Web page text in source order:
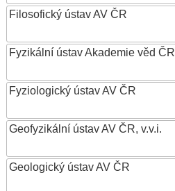
Filosofický ústav AV ČR
Fyzikální ústav Akademie věd ČR
Fyziologický ústav AV ČR
Geofyzikální ústav AV ČR, v.v.i.
Geologický ústav AV ČR